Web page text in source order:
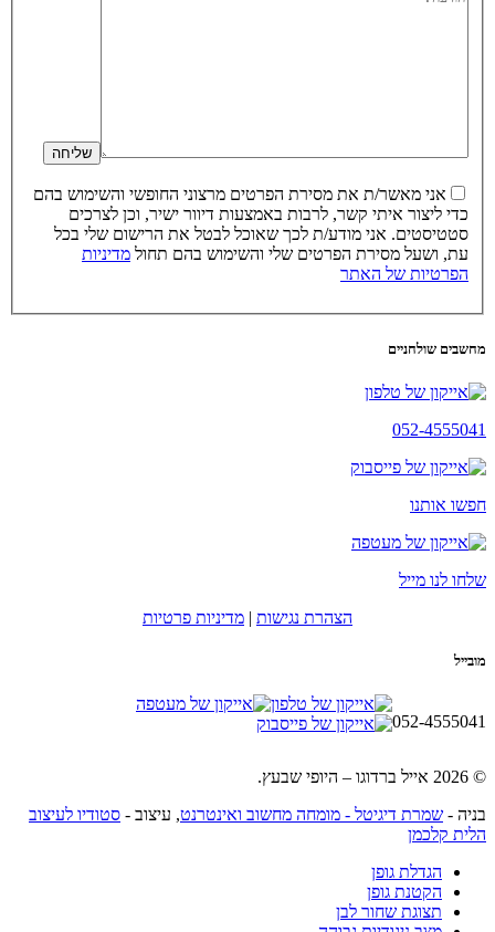
אני מאשר/ת את מסירת הפרטים מרצוני החופשי והשימוש בהם
כדי ליצור איתי קשר, לרבות באמצעות דיוור ישיר, וכן לצרכים
סטטיסטים. אני מודע/ת לכך שאוכל לבטל את הרישום שלי בכל
עת, ושעל מסירת הפרטים שלי והשימוש בהם תחול מדיניות
הפרטיות של האתר
מחשבים שולחניים
052-4555041
חפשו אותנו
שלחו לנו מייל
הצהרת נגישות | מדיניות פרטיות
מובייל
052-4555041
© 2026 אייל ברדוגו – היופי שבעץ.
בניה - שמרת דיגיטל - מומחה מחשוב ואינטרנט, עיצוב - סטודיו לעיצוב
הלית קלכמן
הגדלת גופן
הקטנת גופן
תצוגת שחור לבן